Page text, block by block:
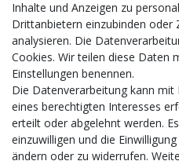
Kindergeburtstage
Kindergartenausflug
Schulklassenausflug
Zwillingsrabatt
Inhalte und Anzeigen zu
Drittanbietern einzubinden oder
analysieren. Die
Cookies. Wir teilen diese Daten
Einstellungen benennen.
Die Datenverarbeitung kann mit
eines berechtigten Interesses
erteilt oder abgelehnt werden.
einzuwilligen und die
ändern oder zu widerrufen.